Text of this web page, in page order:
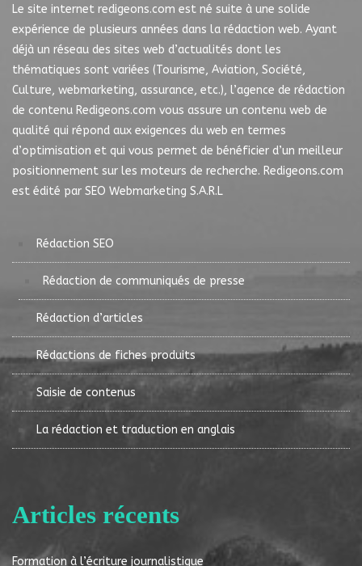
Le site internet redigeons.com est né suite à une solide
expérience de plusieurs années dans la rédaction web. Ayant
déjà un réseau des sites web d’actualités dont les
thématiques sont variées (Tourisme, Aviation, Société,
Culture, webmarketing, assurance, etc.), l’agence de rédaction
de contenu Redigeons.com vous assure un contenu web de
qualité qui répond aux exigences du web en termes
d’optimisation et qui vous permet de bénéficier d’un meilleur
positionnement sur les moteurs de recherche. Redigeons.com
est édité par SEO Webmarketing S.A.R.L
Rédaction SEO
Rédaction de communiqués de presse
Rédaction d’articles
Rédactions de fiches produits
Saisie de contenus
La rédaction et traduction en anglais
Articles récents
Formation à l’écriture journalistique